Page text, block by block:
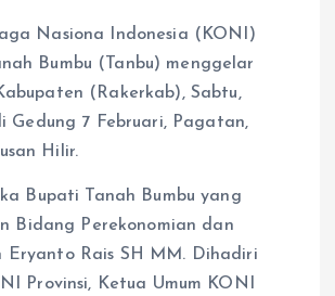
Nasiona Indonesia (KONI)
Bumbu (Tanbu) menggelar
(Rakerkab), Sabtu,
Gedung 7 Februari, Pagatan,
Hilir.
Bupati Tanah Bumbu yang
Bidang Perekonomian dan
Eryanto Rais SH MM. Dihadiri
Provinsi, Ketua Umum KONI